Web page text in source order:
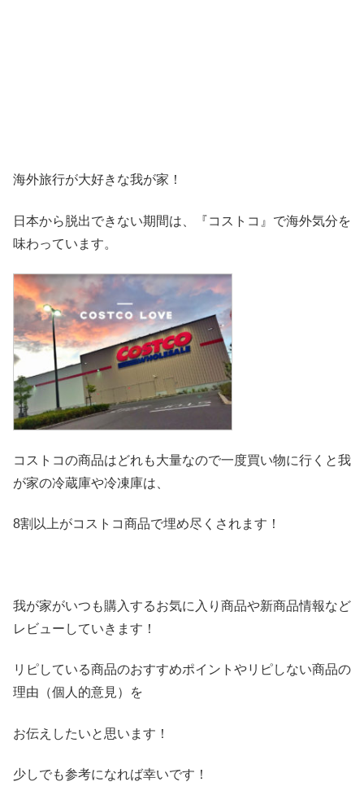
海外旅行が大好きな我が家！
日本から脱出できない期間は、『コストコ』 で海外気分を
味わっています。
コストコの商品はどれも大量なので一度買い物に行くと我
が家の冷蔵庫や冷凍庫は、
8割以上がコストコ商品で埋め尽くされます！
我が家がいつも購入するお気に入り商品や新商品情報など
レビ ューしていきます！
リピしている商品のおすすめポイントやリピしない商品の
理由（個人的意見）を
お伝えしたいと思います！
少しでも参考になれば幸いです！